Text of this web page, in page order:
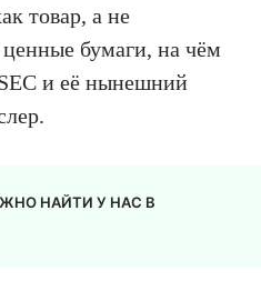
товар, а не
бумаги, на чём
и её нынешний
НАЙТИ У НАС В